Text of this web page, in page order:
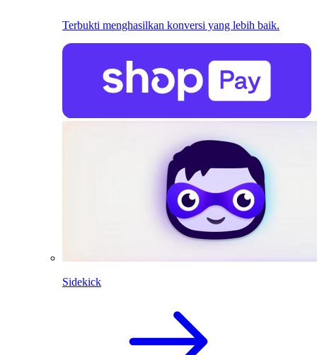
Terbukti menghasilkan konversi yang lebih baik.
Sidekick